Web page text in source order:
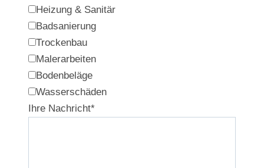
Heizung & Sanitär
Badsanierung
Trockenbau
Malerarbeiten
Bodenbeläge
Wasserschäden
Ihre Nachricht*